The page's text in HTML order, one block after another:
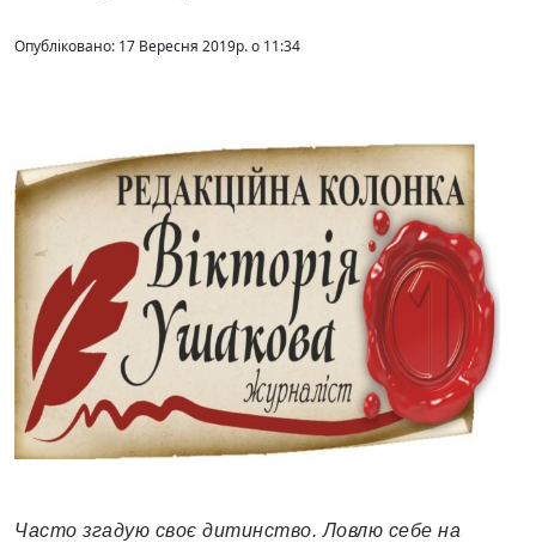
Опубліковано: 17 Вересня 2019р. о 11:34
Часто згадую своє дитинство. Ловлю себе на